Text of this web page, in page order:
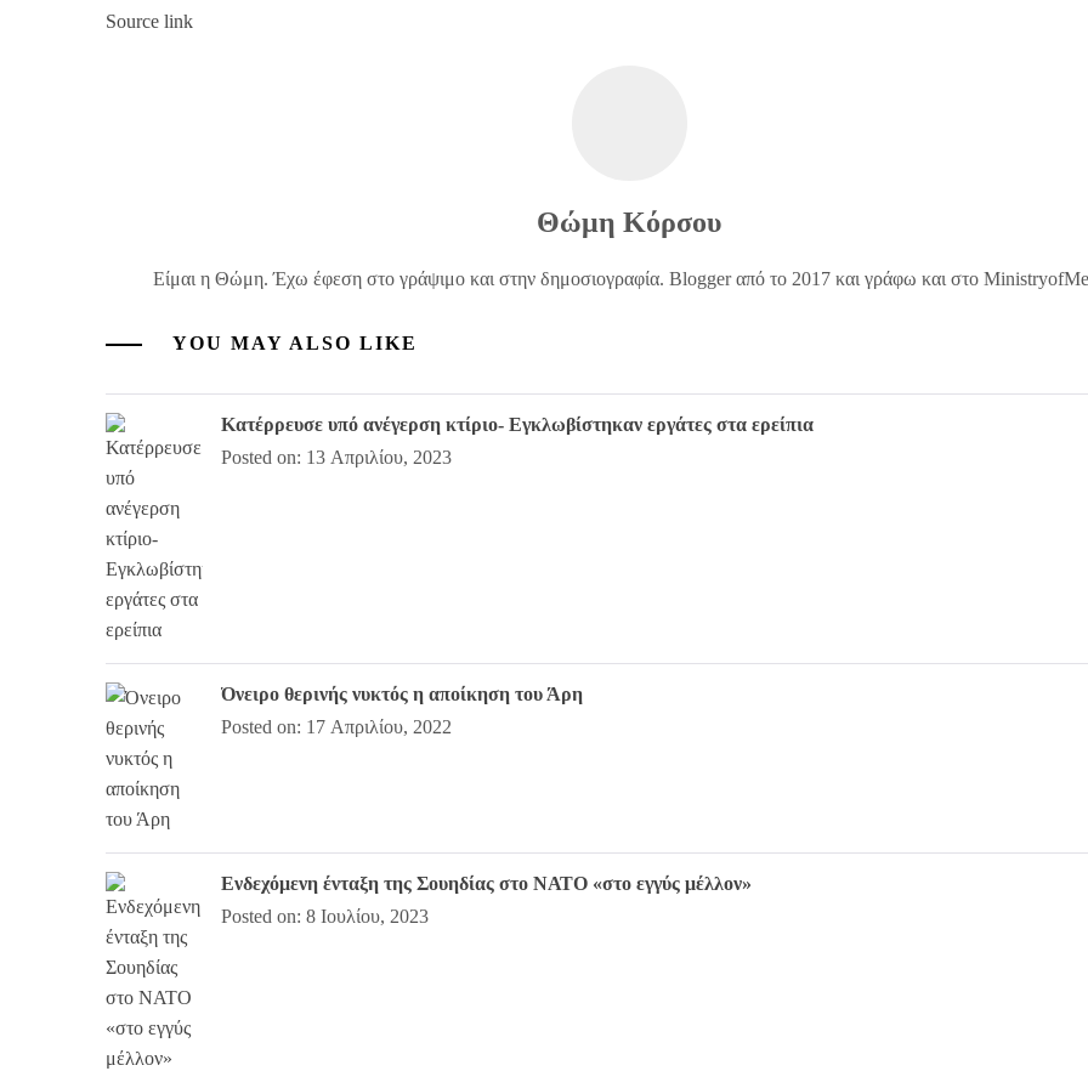
Source link
Θώμη Κόρσου
Είμαι η Θώμη. Έχω έφεση στο γράψιμο και στην δημοσιογραφία. Blogger από το 2017 και γράφω και στο
YOU MAY ALSO LIKE
Κατέρρευσε υπό ανέγερση κτίριο- Εγκλωβίστηκαν εργάτες στα ερείπια
Posted on: 13 Απριλίου, 2023
Όνειρο θερινής νυκτός η αποίκηση του Άρη
Posted on: 17 Απριλίου, 2022
Ενδεχόμενη ένταξη της Σουηδίας στο ΝΑΤΟ «στο εγγύς μέλλον»
Posted on: 8 Ιουλίου, 2023